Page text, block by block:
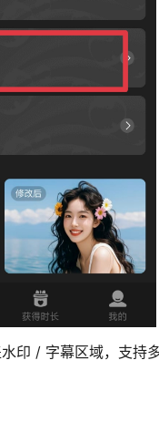
印 / 字幕区域，支持